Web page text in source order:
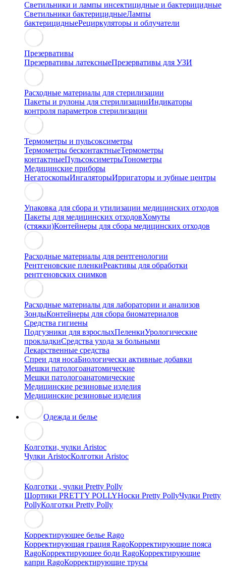
Светильники и лампы инсектицидные и бактерицидные
Светильники бактерицидныеЛампы
бактерицидныеРециркуляторы и облучатели
Презервативы
Презервативы латексныеПрезервативы для УЗИ
Расходные материалы для стерилизации
Пакеты и рулоны для стерилизацииИндикаторы
контроля параметров стерилизации
Термометры и пульсоксиметры
Термометры бесконтактныеТермометры
контактныеПульсоксиметрыТонометры
Медицинские приборы
НегатоскопыИнгаляторыИрригаторы и зубные центры
Упаковка для сбора и утилизации медицинских отходов
Пакеты для медицинских отходовХомуты
(стяжки)Контейнеры для сбора медицинских отходов
Расходные материалы для рентгенологии
Рентгеновские пленкиРеактивы для обработки
рентгеновских снимков
Расходные материалы для лаборатории и анализов
ЗондыКонтейнеры для сбора биоматериалов
Средства гигиены
Подгузники для взрослыхПеленкиУрологические
прокладкиСредства ухода за больными
Лекарственные средства
Спреи для носаБиологически активные добавки
Мешки патологоанатомические
Мешки патологоанатомические
Медицинские резиновые изделия
Медицинские резиновые изделия
Одежда и белье
Колготки, чулки Aristoc
Чулки AristocКолготки Aristoc
Колготки , чулки Pretty Polly
Шортики PRETTY POLLYНоски Pretty PollyЧулки Pretty
PollyКолготки Pretty Polly
Корректирующее белье Rago
Корректирующая грация RagoКорректирующие пояса
RagoКорректирующее боди RagoКорректирующие
капри RagoКорректирующие трусы